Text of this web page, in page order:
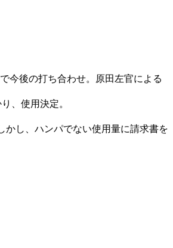
今後の打ち合わせ。原田左官による
、使用決定。
かし、ハンパでない使用量に請求書を